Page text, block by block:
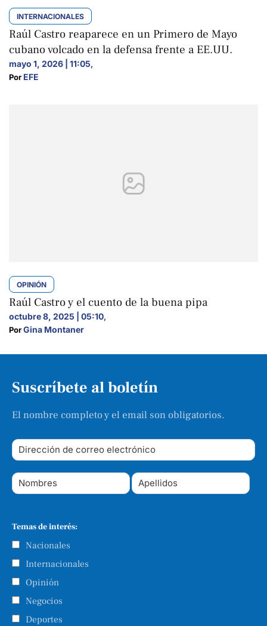
INTERNACIONALES
Raúl Castro reaparece en un Primero de Mayo
cubano volcado en la defensa frente a EE.UU.
mayo 1, 2026 | 11:05,
Por EFE
OPINIÓN
Raúl Castro y el cuento de la buena pipa
octubre 8, 2025 | 05:10,
Por Gina Montaner
Suscríbete al boletín
El nombre completo y el email son obligatorios.
Temas de interés:
Nacionales
Internacionales
Opinión
Negocios
Deportes